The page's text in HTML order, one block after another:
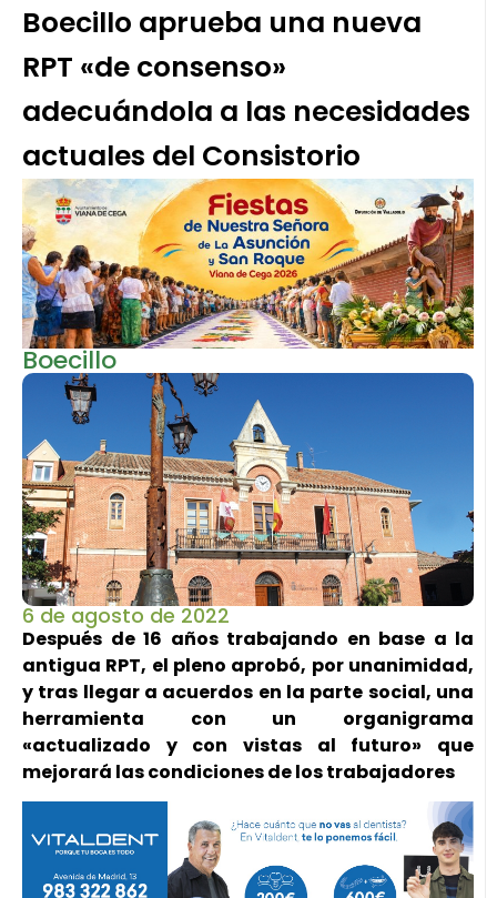
Boecillo aprueba una nueva
RPT «de consenso»
adecuándola a las necesidades
actuales del Consistorio
Boecillo
6 de agosto de 2022
Después de 16 años trabajando en base a la
antigua RPT, el pleno aprobó, por unanimidad,
y tras llegar a acuerdos en la parte social, una
herramienta con un organigrama
«actualizado y con vistas al futuro» que
mejorará las condiciones de los trabajadores